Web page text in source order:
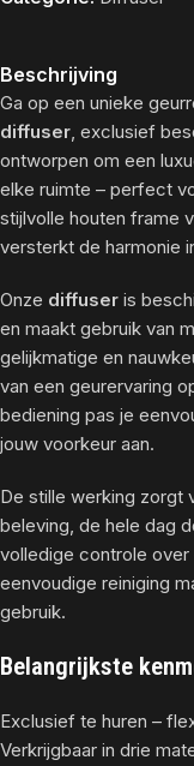
Beschrijving
Ga op een unieke
diffuser, exclusief
ontworpen om een
elke ruimte – perfect
stijlvolle houten frame
versterkt de harmonie
Onze diffuser is
en maakt gebruik van
gelijkmatige en
van een geurervaring
bediening pas je
jouw voorkeur aan.
De stille werking zorgt
beleving, de hele dag
volledige controle
eenvoudige reiniging
gebruik.
Belangrijkste
Exclusief te huren –
Verkrijgbaar in drie